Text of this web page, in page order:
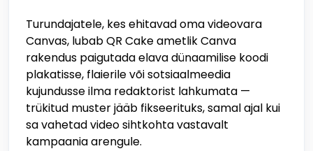
Turundajatele, kes ehitavad oma videovara
Canvas, lubab QR Cake ametlik Canva
rakendus paigutada elava dünaamilise koodi
plakatisse, flaierile või sotsiaalmeedia
kujundusse ilma redaktorist lahkumata —
trükitud muster jääb fikseerituks, samal ajal kui
sa vahetad video sihtkohta vastavalt
kampaania arengule.